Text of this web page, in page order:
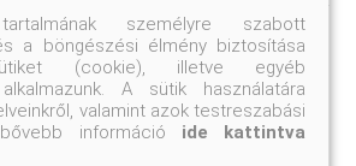
személyre szabott
a böngészési élmény biztosítása
(cookie), illetve egyéb
A sütik használatára
valamint azok testreszabási
információ ide kattintva